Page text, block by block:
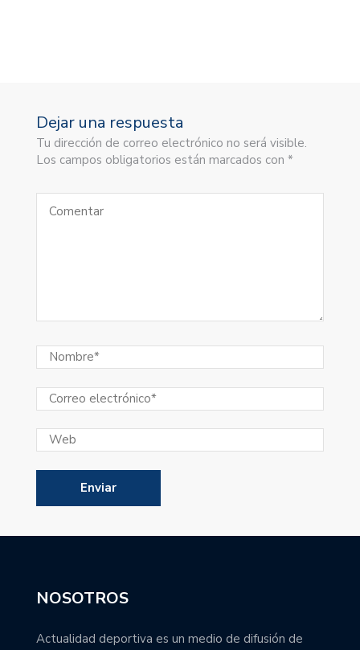
Dejar una respuesta
Tu dirección de correo electrónico no será visible.
Los campos obligatorios están marcados con *
NOSOTROS
Actualidad deportiva es un medio de difusión de